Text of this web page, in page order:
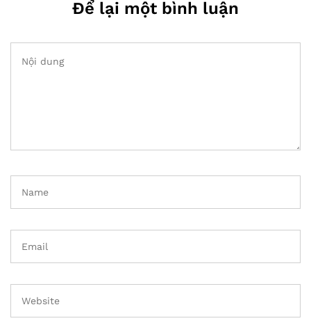
Để lại một bình luận